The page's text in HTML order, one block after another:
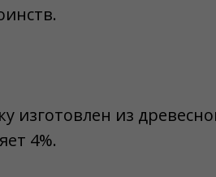
изготовлен из
4%.